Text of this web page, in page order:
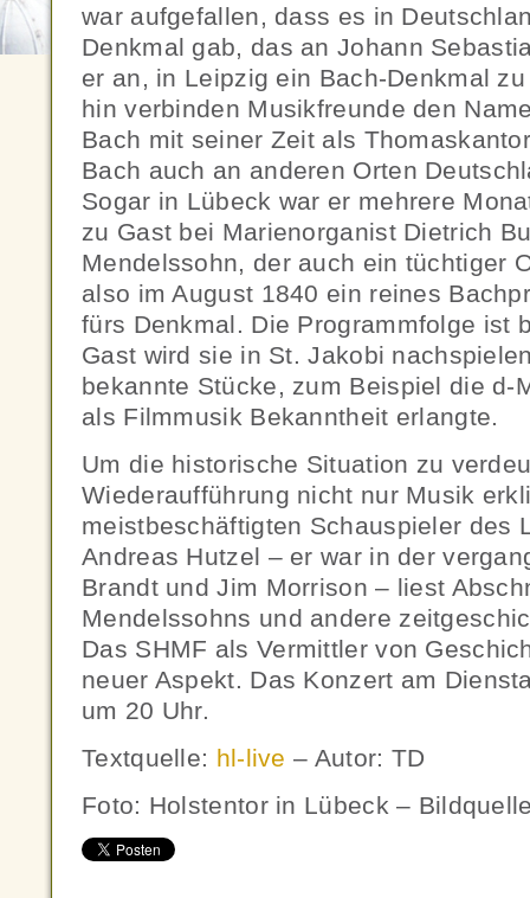
war aufgefallen, dass es in
Denkmal gab, das an Johann
er an, in Leipzig ein Bach-Denkmal
hin verbinden Musikfreunde den
Bach mit seiner Zeit als
Bach auch an anderen Orten
Sogar in Lübeck war er mehrere
zu Gast bei Marienorganist Dietrich
Mendelssohn, der auch ein tüchtiger
also im August 1840 ein reines
fürs Denkmal. Die Programmfolge ist
Gast wird sie in St. Jakobi
bekannte Stücke, zum Beispiel die d-
als Filmmusik Bekanntheit erlangte.
Um die historische Situation zu
Wiederaufführung nicht nur Musik
meistbeschäftigten Schauspieler des
Andreas Hutzel – er war in der
Brandt und Jim Morrison – liest
Mendelssohns und andere
Das SHMF als Vermittler von
neuer Aspekt. Das Konzert am
um 20 Uhr.
Textquelle: hl-live – Autor: TD
Foto: Holstentor in Lübeck –